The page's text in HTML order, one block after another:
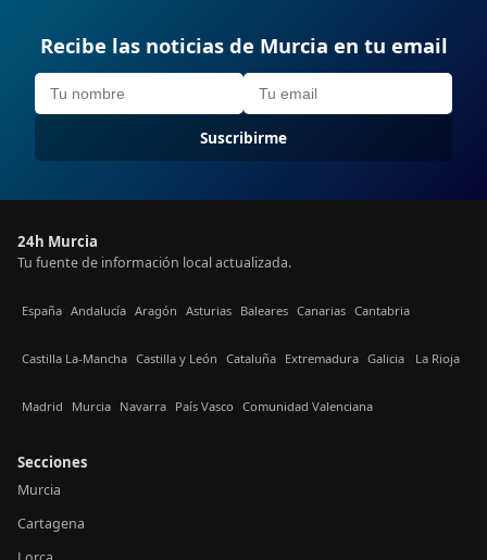
Recibe las noticias de Murcia en tu email
Suscribirme
24h Murcia
Tu fuente de información local actualizada.
España Andalucía Aragón Asturias Baleares Canarias Cantabria
Castilla La-Mancha Castilla y León Cataluña Extremadura Galicia La Rioja
Madrid Murcia Navarra País Vasco Comunidad Valenciana
Secciones
Murcia
Cartagena